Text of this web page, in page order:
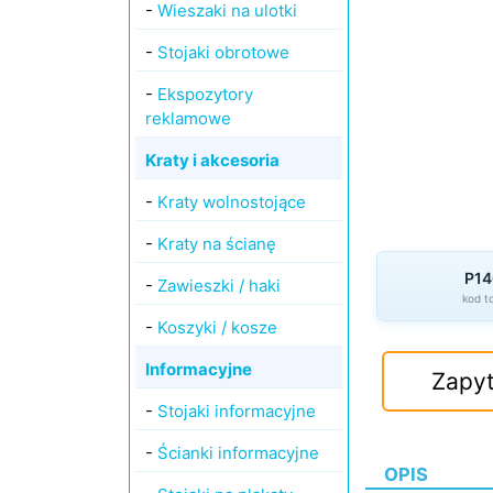
- Wieszaki na ulotki
- Stojaki obrotowe
- Ekspozytory
reklamowe
Kraty i akcesoria
- Kraty wolnostojące
- Kraty na ścianę
- Zawieszki / haki
- Koszyki / kosze
Informacyjne
- Stojaki informacyjne
- Ścianki informacyjne
kod
OPIS